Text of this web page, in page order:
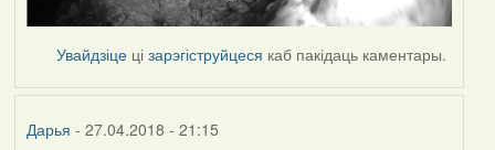
Увайдзіце цізарэгіструйцеся каб пакідаць каментары.
Дарья - 27.04.2018 - 21:15